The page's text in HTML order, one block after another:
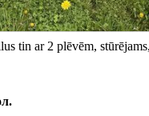
tin ar 2 plēvēm,